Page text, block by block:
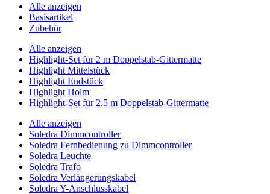
Alle anzeigen
Basisartikel
Zubehör
Alle anzeigen
Highlight-Set für 2 m Doppelstab-Gittermatte
Highlight Mittelstück
Highlight Endstück
Highlight Holm
Highlight-Set für 2,5 m Doppelstab-Gittermatte
Alle anzeigen
Soledra Dimmcontroller
Soledra Fernbedienung zu Dimmcontroller
Soledra Leuchte
Soledra Trafo
Soledra Verlängerungskabel
Soledra Y-Anschlusskabel